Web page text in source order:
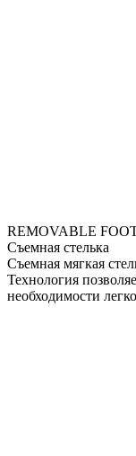
REMOVABLE
Съемная стелька
Съемная мягкая
Технология
необходимости